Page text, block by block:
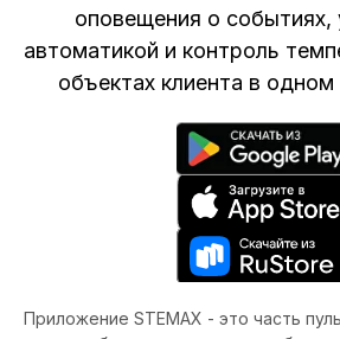
оповещения о событиях,
автоматикой и контроль
объектах клиента в
Приложение STEMAX - это часть